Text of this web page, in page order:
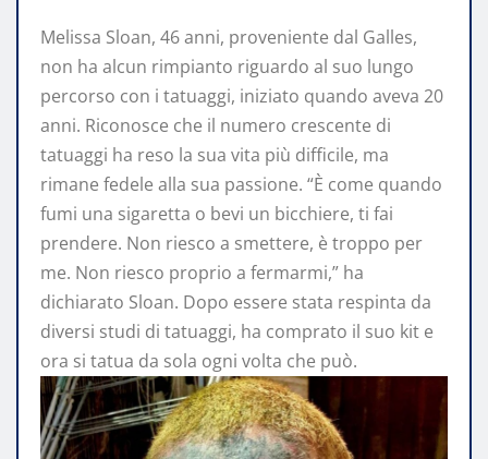
Melissa Sloan, 46 anni, proveniente dal Galles,
non ha alcun rimpianto riguardo al suo lungo
percorso con i tatuaggi, iniziato quando aveva 20
anni. Riconosce che il numero crescente di
tatuaggi ha reso la sua vita più difficile, ma
rimane fedele alla sua passione. “È come quando
fumi una sigaretta o bevi un bicchiere, ti fai
prendere. Non riesco a smettere, è troppo per
me. Non riesco proprio a fermarmi,” ha
dichiarato Sloan. Dopo essere stata respinta da
diversi studi di tatuaggi, ha comprato il suo kit e
ora si tatua da sola ogni volta che può.